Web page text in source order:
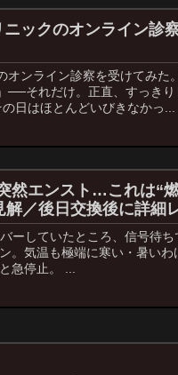
ックのオンライン診
オンライン診察を受けてみた
──それだけ。正直、すっき
日はほとんどいびきなかっ...
然エンスト…これは“
／後日交換後に詳細
ーしていたところ、信号待
。気温も極端に寒い・暑いわ
停止。 ...